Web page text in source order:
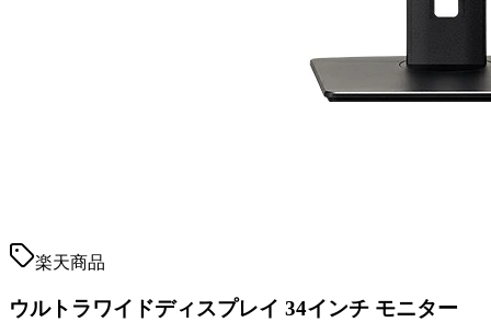
楽天商品
ウルトラワイドディスプレイ 34インチ モニター